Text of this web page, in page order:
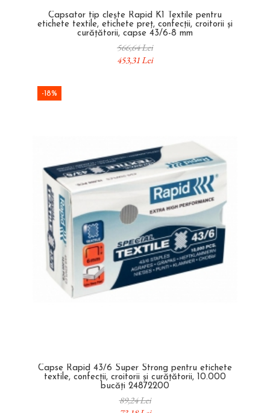
Capsator tip clește Rapid K1 Textile pentru
etichete textile, etichete preț, confecții, croitorii și
curățătorii, capse 43/6-8 mm
566,64 Lei
453,31 Lei
-18%
Capse Rapid 43/6 Super Strong pentru etichete
textile, confecții, croitorii și curățătorii, 10.000
bucăți 24872200
89,24 Lei